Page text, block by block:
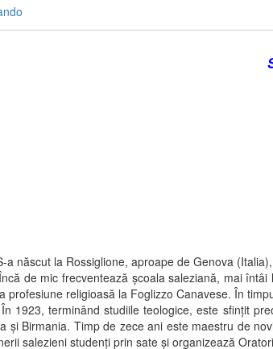
născut la Rossiglione, aproape de Genova
de mic frecventează şcoala saleziană, mai întâi
profesiune religioasă la Foglizzo Canavese. În
terminând studiile teologice, este sfinţit
şi Birmania. Timp de zece ani este maestru de
salezieni studenţi prin sate şi organizează